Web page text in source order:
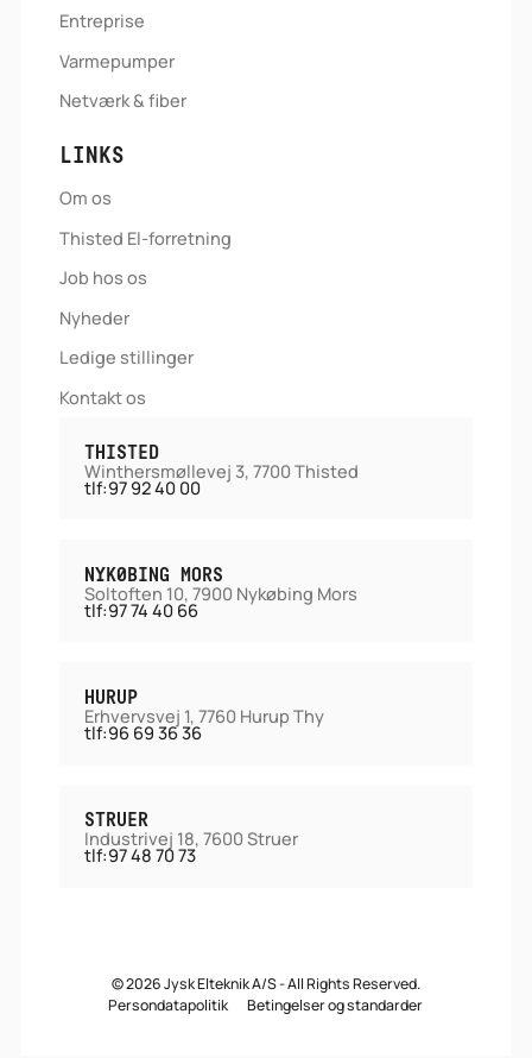
Entreprise
Varmepumper
Netværk & fiber
LINKS
Om os
Thisted El-forretning
Job hos os
Nyheder
Ledige stillinger
Kontakt os
THISTED
Winthersmøllevej 3, 7700 Thisted
tlf:97 92 40 00
NYKØBING MORS
Soltoften 10, 7900 Nykøbing Mors
tlf:97 74 40 66
HURUP
Erhvervsvej 1, 7760 Hurup Thy
tlf:96 69 36 36
STRUER
Industrivej 18, 7600 Struer
tlf:97 48 70 73
©2026Jysk Elteknik A/S - All Rights Reserved.
Persondatapolitik
Betingelser og standarder